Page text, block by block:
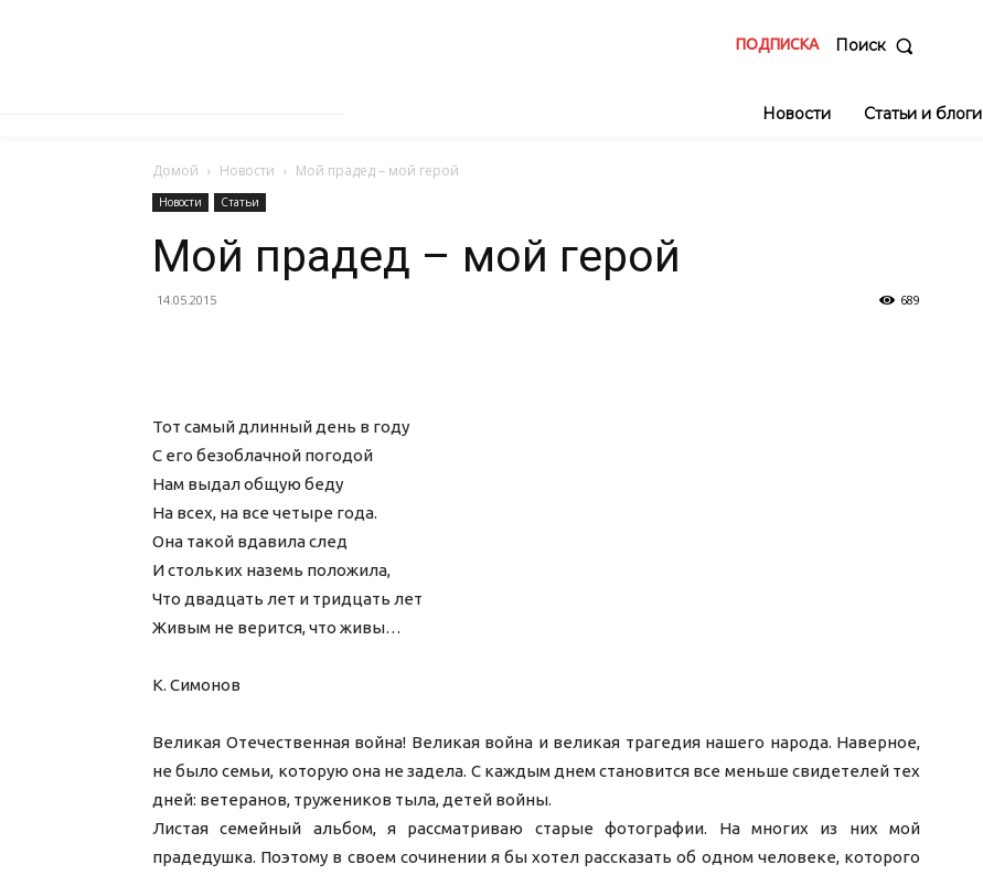
ПОДПИСКА Поиск
Новости Статьи и блоги
Домой Новости Мой прадед – мой герой
Новости Статьи
Мой прадед – мой герой
14.05.2015 689
Тот самый длинный день в году
С его безоблачной погодой
Нам выдал общую беду
На всех, на все четыре года.
Она такой вдавила след
И стольких наземь положила,
Что двадцать лет и тридцать лет
Живым не верится, что живы…
К. Симонов
Великая Отечественная война! Великая война и великая трагедия нашего народа. Наверное,
не было семьи, которую она не задела. С каждым днем становится все меньше свидетелей тех
дней: ветеранов, тружеников тыла, детей войны.
Листая семейный альбом, я рассматриваю старые фотографии. На многих из них мой
прадедушка. Поэтому в своем сочинении я бы хотел рассказать об одном человеке, которого